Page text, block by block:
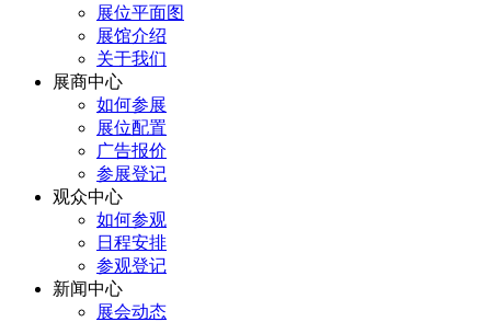
展位平面图
展馆介绍
关于我们
展商中心
如何参展
展位配置
广告报价
参展登记
观众中心
如何参观
日程安排
参观登记
新闻中心
展会动态